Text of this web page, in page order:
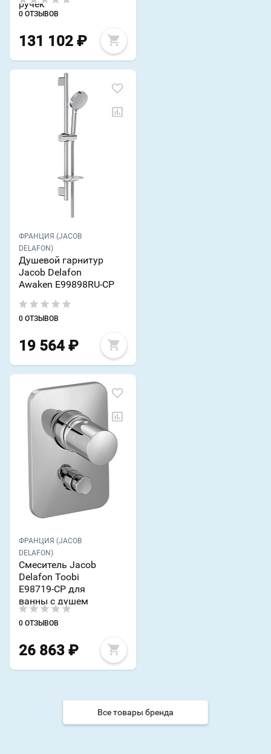
ручек
0 ОТЗЫВОВ
131 102 ₽
ФРАНЦИЯ (JACOB
DELAFON)
Душевой гарнитур
Jacob Delafon
Awaken E99898RU-CP
0 ОТЗЫВОВ
19 564 ₽
ФРАНЦИЯ (JACOB
DELAFON)
Смеситель Jacob
Delafon Toobi
E98719-CP для
ванны с душем
0 ОТЗЫВОВ
26 863 ₽
Все товары бренда